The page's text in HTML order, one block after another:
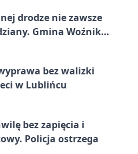
drodze nie zawsze
Gmina Woźniki
bez walizki
w Lublińcu
bez zapięcia i
Policja ostrzega